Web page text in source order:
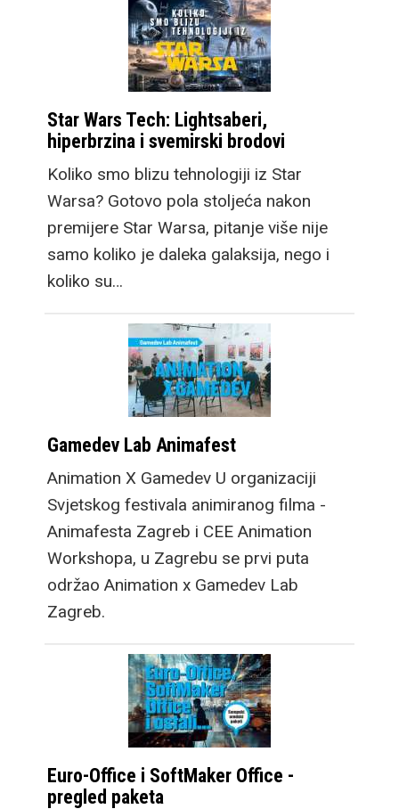
Star Wars Tech: Lightsaberi,
hiperbrzina i svemirski brodovi
Koliko smo blizu tehnologiji iz Star
Warsa? Gotovo pola stoljeća nakon
premijere Star Warsa, pitanje više nije
samo koliko je daleka galaksija, nego i
koliko su…
Gamedev Lab Animafest
Animation X Gamedev U organizaciji
Svjetskog festivala animiranog filma -
Animafesta Zagreb i CEE Animation
Workshopa, u Zagrebu se prvi puta
održao Animation x Gamedev Lab
Zagreb.
Euro-Office i SoftMaker Office -
pregled paketa